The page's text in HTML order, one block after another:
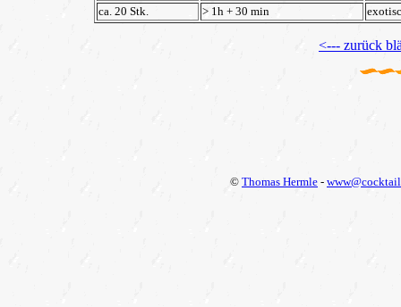
ca. 20 Stk. > 1h + 30 min
<--- zurück
© Thomas Hermle -